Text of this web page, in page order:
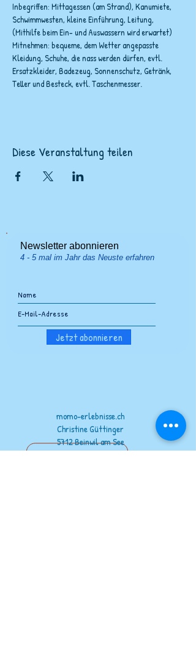
Inbegriffen: Mittagessen (am Strand), Kanumiete,
Schwimmwesten, kleine Einführung, Leitung,
(Mithilfe beim Ein- und Auswassern wird erwartet)
Mitnehmen: bequeme, dem Wetter angepasste
Kleidung, Schuhe, die nass werden dürfen, evtl.
Ersatzkleider, Badezeug, Sonnenschutz, Getränk,
Teller und Besteck, evtl. Taschenmesser.
Diese Veranstaltung teilen
Newsletter abonnieren
4 - 5 mal im Jahr das Neuste erfahren
Jetzt abonnieren
momo-erlebnisse.ch
Christine Güttinger
5712 Beinwil am See
076 338 13 86